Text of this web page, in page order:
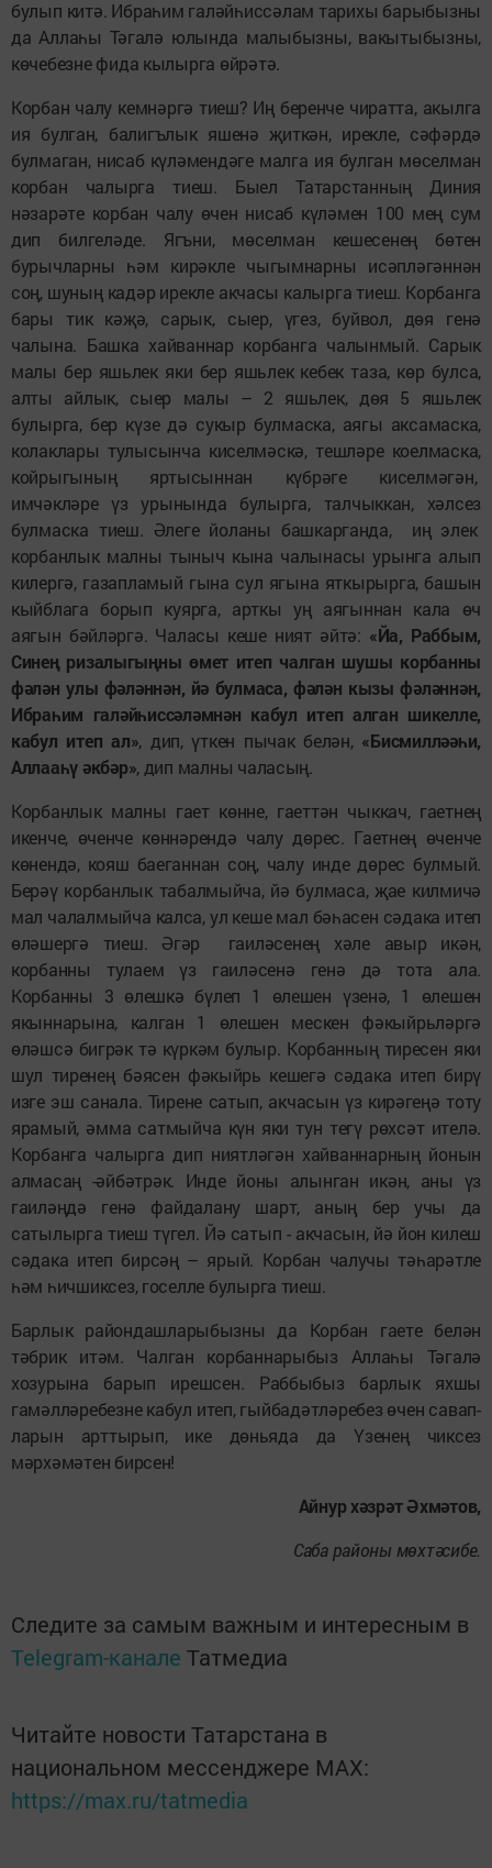
булып китә. Ибраһим галәйһиссәлам тарихы барыбызны
да Аллаһы Тәгалә юлында малыбызны, вакытыбызны,
көчебезне фида кылырга өйрәтә.
Корбан чалу кемнәргә тиеш? Иң беренче чиратта, акылга
ия булган, балигълык яшенә җиткән, ирекле, сәфәрдә
булмаган, нисаб күләмендәге малга ия булган мөселман
корбан чалырга тиеш. Быел Татарстанның Диния
нәзарәте корбан чалу өчен нисаб күләмен 100 мең сум
дип билгеләде. Ягъни, мөселман кешесенең бөтен
бурычларны һәм кирәкле чыгымнарны исәпләгәннән
соң, шуның кадәр ирекле акчасы калырга тиеш. Корбанга
бары тик кәҗә, сарык, сыер, үгез, буйвол, дөя генә
чалына. Башка хайваннар корбанга чалынмый. Сарык
малы бер яшьлек яки бер яшьлек кебек таза, көр булса,
алты айлык, сыер малы – 2 яшьлек, дөя 5 яшьлек
булырга, бер күзе дә сукыр булмаска, аягы аксамаска,
колаклары тулысынча киселмәскә, тешләре коелмаска,
койрыгының яртысыннан күбрәге киселмәгән,
имчәкләре үз урынында булырга, талчыккан, хәлсез
булмаска тиеш. Әлеге йоланы башкарганда, иң элек
корбанлык малны тыныч кына чалынасы урынга алып
килергә, газапламый гына сул ягына яткырырга, башын
кыйблага борып куярга, арткы уң аягыннан кала өч
аягын бәйләргә. Чаласы кеше ният әйтә: «Йа, Раббым,
Синең ризалыгыңны өмет итеп чалган шушы корбанны
фәлән улы фәләннән, йә булмаса, фәлән кызы фәләннән,
Ибраһим галәйһиссәләмнән кабул итеп алган шикелле,
кабул итеп ал», дип, үткен пычак белән, «Бисмилләәһи,
Аллааһү әкбәр», дип малны чаласың.
Корбанлык малны гает көнне, гаеттән чыккач, гаетнең
икенче, өченче көннәрендә чалу дөрес. Гаетнең өченче
көнендә, кояш баеганнан соң, чалу инде дөрес булмый.
Берәү корбанлык табалмыйча, йә булмаса, җае килмичә
мал чалалмыйча калса, ул кеше мал бәһасен сәдака итеп
өләшергә тиеш. Әгәр гаиләсенең хәле авыр икән,
корбанны тулаем үз гаиләсенә генә дә тота ала.
Корбанны 3 өлешкә бүлеп 1 өлешен үзенә, 1 өлешен
якыннарына, калган 1 өлешен мескен фәкыйрьләргә
өләшсә бигрәк тә күркәм булыр. Корбанның тиресен яки
шул тиренең бәясен фәкыйрь кешегә сәдака итеп бирү
изге эш санала. Тирене сатып, акчасын үз кирәгеңә тоту
ярамый, әмма сатмыйча күн яки тун тегү рөхсәт ителә.
Корбанга чалырга дип ниятләгән хайваннарның йонын
алмасаң -әйбәтрәк. Инде йоны алынган икән, аны үз
гаиләңдә генә файдалану шарт, аның бер учы да
сатылырга тиеш түгел. Йә сатып - акчасын, йә йон килеш
сәдака итеп бирсәң – ярый. Корбан чалучы тәһарәтле
һәм һичшиксез, госелле булырга тиеш.
Барлык райондашларыбызны да Корбан гаете белән
тәбрик итәм. Чалган корбаннарыбыз Аллаһы Тәгалә
хозурына барып ирешсен. Раббыбыз барлык яхшы
гамәлләребезне кабул итеп, гыйбадәтләребез өчен савап­
ларын арттырып, ике дөньяда да Үзенең чиксез
мәрхәмәтен бирсен!
Айнур хәзрәт Әхмәтов,
Саба районы мөхтәсибе.
Следите за самым важным и интересным в
Telegram-канале Татмедиа
Читайте новости Татарстана в
национальном мессенджере MАХ:
https://max.ru/tatmedia